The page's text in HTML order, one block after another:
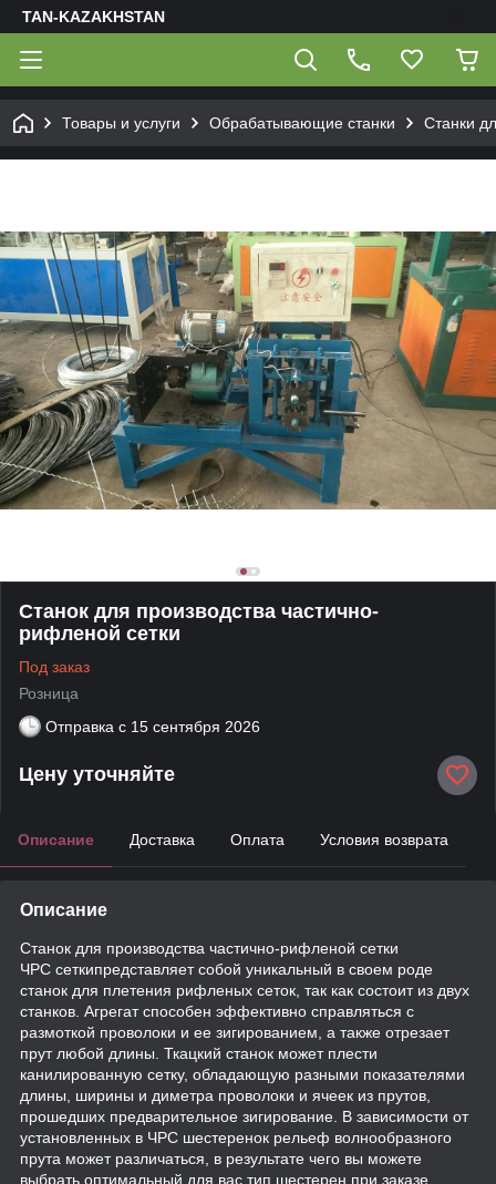
TAN-KAZAKHSTAN
Товары и услуги Обрабатывающие станки Станки
Станок для производства частично-
рифленой сетки
Под заказ
Розница
Отправка с 15 сентября 2026
Цену уточняйте
Описание Доставка Оплата Условия возврата
Описание
Станок для производства частично-рифленой сетки
ЧРС сеткипредставляет собой уникальный в своем роде
станок для плетения рифленых сеток, так как состоит из двух
станков. Агрегат способен эффективно справляться с
размоткой проволоки и ее зигированием, а также отрезает
прут любой длины. Ткацкий станок может плести
канилированную сетку, обладающую разными показателями
длины, ширины и диметра проволоки и ячеек из прутов,
прошедших предварительное зигирование. В зависимости от
установленных в ЧРС шестеренок рельеф волнообразного
прута может различаться, в результате чего вы можете
выбрать оптимальный для вас тип шестерен при заказе.